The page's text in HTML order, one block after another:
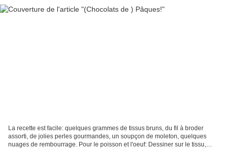
La recette est facile: quelques grammes de tissus bruns, du fil à broder
assorti, de jolies perles gourmandes, un soupçon de moleton, quelques
nuages de rembourrage. Pour le poisson et l'oeuf: Dessiner sur le tissu,